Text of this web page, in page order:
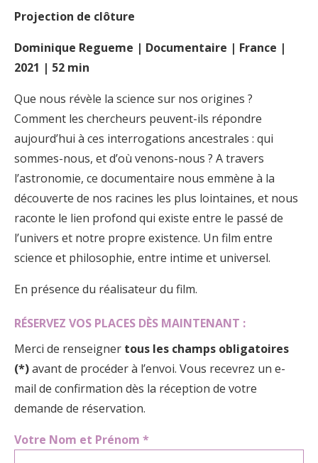
Projection de clôture
Dominique Regueme | Documentaire | France |
2021 | 52 min
Que nous révèle la science sur nos origines ?
Comment les chercheurs peuvent-ils répondre
aujourd’hui à ces interrogations ancestrales : qui
sommes-nous, et d’où venons-nous ? A travers
l’astronomie, ce documentaire nous emmène à la
découverte de nos racines les plus lointaines, et nous
raconte le lien profond qui existe entre le passé de
l’univers et notre propre existence. Un film entre
science et philosophie, entre intime et universel.
En présence du réalisateur du film.
RÉSERVEZ VOS PLACES DÈS MAINTENANT :
Merci de renseigner tous les champs obligatoires
(*)avant de procéder à l’envoi. Vous recevrez un e-
mail de confirmation dès la réception de votre
demande de réservation.
Votre Nom et Prénom *